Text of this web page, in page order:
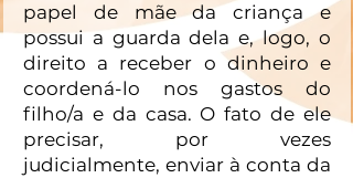
papel de mãe da criança e
possui a guarda dela e, logo, o
direito a receber o dinheiro e
coordená-lo nos gastos do
filho/a e da casa. O fato de ele
precisar, por vezes
judicialmente, enviar à conta da